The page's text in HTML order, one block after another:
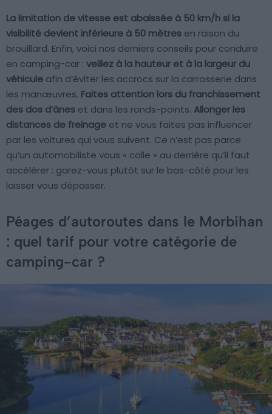
La limitation de vitesse est abaissée à 50 km/h si la
visibilité devient inférieure à 50 mètres en raison du
brouillard. Enfin, voici nos derniers conseils pour conduire
en camping-car : veillez à la hauteur et à la largeur du
véhicule afin d’éviter les accrocs sur la carrosserie dans
les manœuvres. Faites attention lors du franchissement
des dos d’ânes et dans les ronds-points. Allonger les
distances de freinage et ne vous faites pas influencer
par les voitures qui vous suivent. Ce n’est pas parce
qu’un automobiliste vous « colle » au derrière qu’il faut
accélérer : garez-vous plutôt sur le bas-côté pour les
laisser vous dépasser.
Péages d’autoroutes dans le Morbihan
: quel tarif pour votre catégorie de
camping-car ?